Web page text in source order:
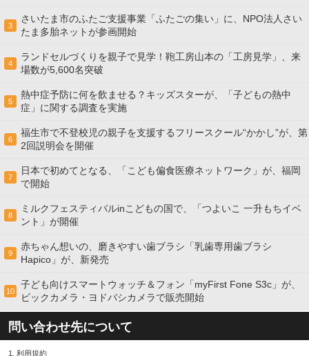
3
さいたま市のふたご支援事業「ふたごの集い」に、NPO法人さい
たま多胎ネットが参画開始
4
ランドセルづくりを親子で見学！鞄工房山本の「工房見学」、来
場数が5,600名突破
5
熱中症予防に何を飲ませる？キッズスターが、「子どもの熱中
症」に関する調査を実施
6
福生市で不登校児の親子を支援するフリースクール“かかし”が、第
2回説明会を開催
7
日本で初めてとなる、「こども偏食医療ネットワーク」が、福岡
で開始
8
ミルクフェスティバルinこどもの国で、「つよいこ 一升もちイベ
ント」が開催
9
赤ちゃん想いの、磨きやすい歯ブラシ「乳歯専用歯ブラシ
Hapico」が、新発売
10
子ども向けスマートウォッチ＆フォン「myFirst Fone S3c」が、
ビックカメラ・ヨドバシカメラで販売開始
問い合わせ先について
1. 利用規約